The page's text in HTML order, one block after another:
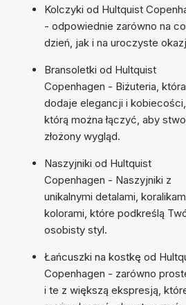
Kolczyki od Hultquist
- odpowiednie zarówno na co
dzień, jak i na uroczyste
Bransoletki od Hultquist
Copenhagen - Biżuteria, która
dodaje elegancji i kobiecości,
którą można łączyć, aby
złożony wygląd.
Naszyjniki od Hultquist
Copenhagen - Naszyjniki z
unikalnymi detalami,
kolorami, które podkreślą
osobisty styl.
Łańcuszki na kostkę od
Copenhagen - zarówno
i te z większą ekspresją,